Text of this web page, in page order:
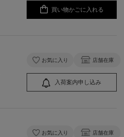
買い物かごに入れる
お気に入り 店舗在庫
入荷案内申し込み
お気に入り 店舗在庫